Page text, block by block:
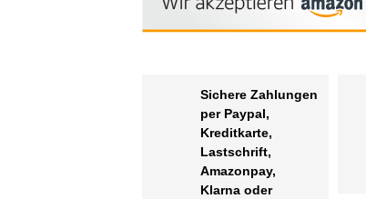
Sichere Zahlungen
per Paypal,
Kreditkarte,
Lastschrift,
Amazonpay,
Klarna oder